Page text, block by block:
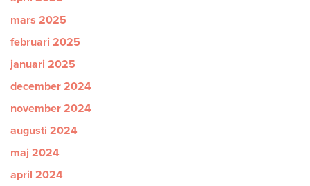
mars 2025
februari 2025
januari 2025
december 2024
november 2024
augusti 2024
maj 2024
april 2024